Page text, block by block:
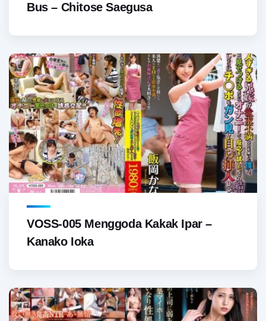
Bus – Chitose Saegusa
VOSS-005 Menggoda Kakak Ipar –
Kanako Ioka